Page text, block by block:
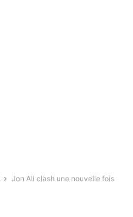
Jon Ali clash une nouvelle fois